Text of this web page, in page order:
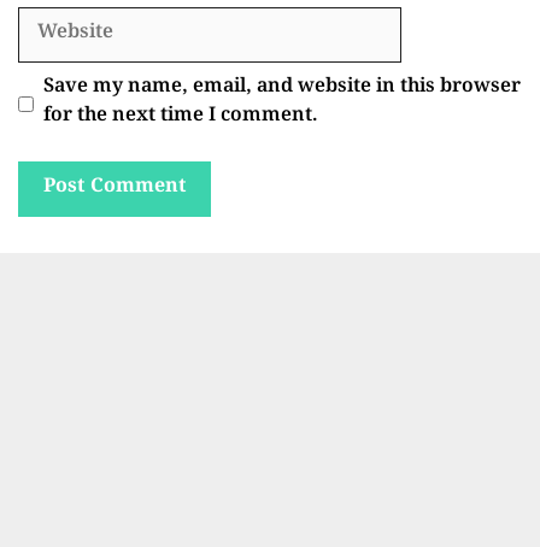
Website
Save my name, email, and website in this browser
for the next time I comment.